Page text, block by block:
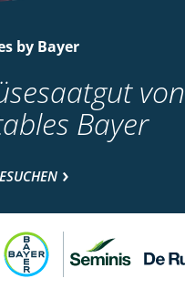
by Bayer
von
Bayer